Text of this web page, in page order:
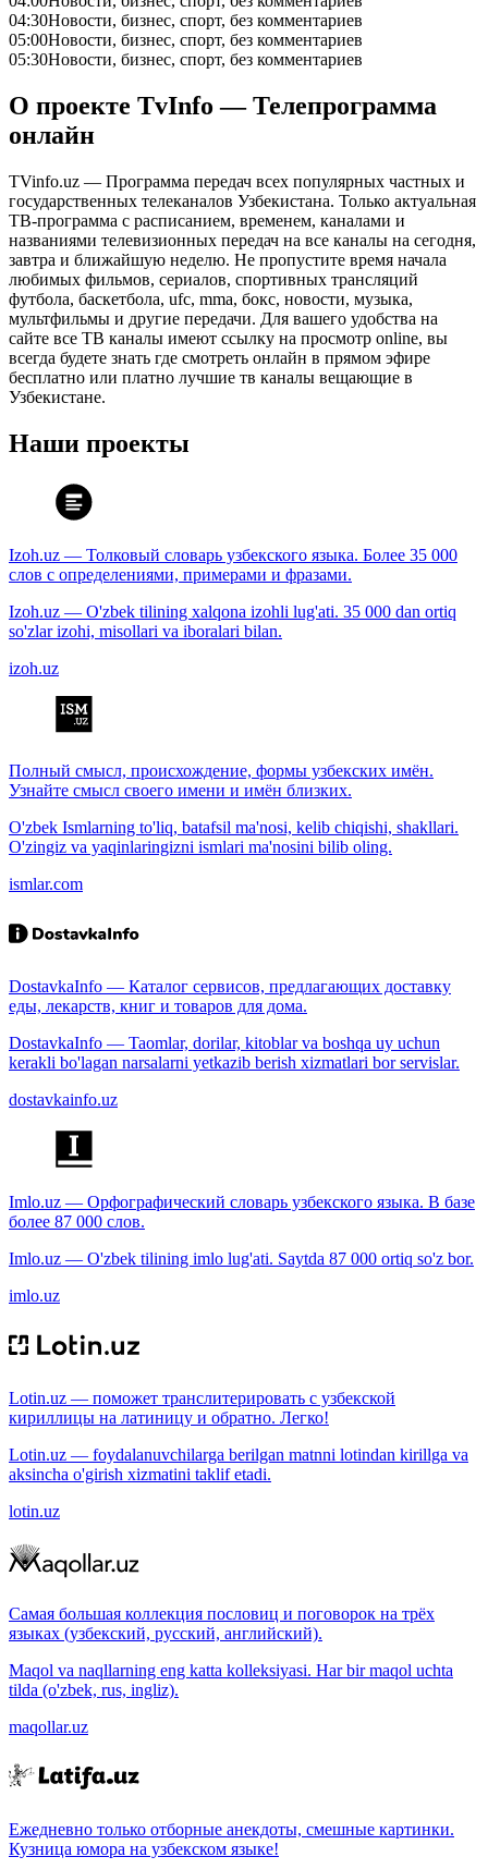
04:30Новости, бизнес, спорт, без комментариев
05:00Новости, бизнес, спорт, без комментариев
05:30Новости, бизнес, спорт, без комментариев
О проекте TvInfo — Телепрограмма
онлайн
TVinfo.uz — Программа передач всех популярных частных и
государственных телеканалов Узбекистана. Только актуальная
ТВ-программа с расписанием, временем, каналами и
названиями телевизионных передач на все каналы на сегодня,
завтра и ближайшую неделю. Не пропустите время начала
любимых фильмов, сериалов, спортивных трансляций
футбола, баскетбола, ufc, mma, бокс, новости, музыка,
мультфильмы и другие передачи. Для вашего удобства на
сайте все ТВ каналы имеют ссылку на просмотр online, вы
всегда будете знать где смотреть онлайн в прямом эфире
бесплатно или платно лучшие тв каналы вещающие в
Узбекистане.
Наши проекты
Izoh.uz — Толковый словарь узбекского языка. Более 35 000
слов с определениями, примерами и фразами.
Izoh.uz — O'zbek tilining xalqona izohli lug'ati. 35 000 dan ortiq
so'zlar izohi, misollari va iboralari bilan.
izoh.uz
Полный смысл, происхождение, формы узбекских имён.
Узнайте смысл своего имени и имён близких.
O'zbek Ismlarning to'liq, batafsil ma'nosi, kelib chiqishi, shakllari.
O'zingiz va yaqinlaringizni ismlari ma'nosini bilib oling.
ismlar.com
DostavkaInfo — Каталог сервисов, предлагающих доставку
еды, лекарств, книг и товаров для дома.
DostavkaInfo — Taomlar, dorilar, kitoblar va boshqa uy uchun
kerakli bo'lagan narsalarni yetkazib berish xizmatlari bor servislar.
dostavkainfo.uz
Imlo.uz — Орфографический словарь узбекского языка. В базе
более 87 000 слов.
Imlo.uz — O'zbek tilining imlo lug'ati. Saytda 87 000 ortiq so'z bor.
imlo.uz
Lotin.uz — поможет транслитерировать с узбекской
кириллицы на латиницу и обратно. Легко!
Lotin.uz — foydalanuvchilarga berilgan matnni lotindan kirillga va
aksincha o'girish xizmatini taklif etadi.
lotin.uz
Самая большая коллекция пословиц и поговорок на трёх
языках (узбекский, русский, английский).
Maqol va naqllarning eng katta kolleksiyasi. Har bir maqol uchta
tilda (o'zbek, rus, ingliz).
maqollar.uz
Ежедневно только отборные анекдоты, смешные картинки.
Кузница юмора на узбекском языке!